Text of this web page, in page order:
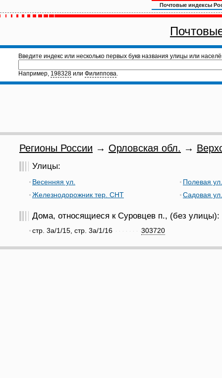
Почтовые индексы
Введите индекс или несколько первых букв названия улицы или
Например, 198328 или Филиппова.
Регионы России → Орловская обл. →
Улицы:
Весенняя ул.
Железнодорожник тер. СНТ
Полевая ул.
Садовая ул.
Дома, относящиеся к Суровцев п., (без улицы):
303720
стр. 3а/1/15, стр. 3а/1/16